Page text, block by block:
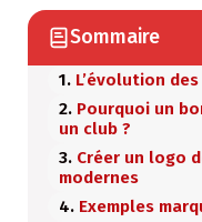
Sommaire
L’évolution
Pourquoi un
un club ?
Créer un logo
modernes
Exemples